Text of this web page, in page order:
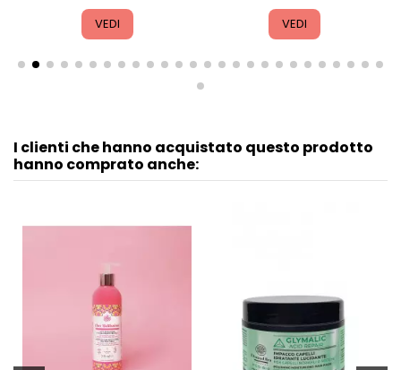
VEDI VEDI
I clienti che hanno acquistato questo prodotto
hanno comprato anche: